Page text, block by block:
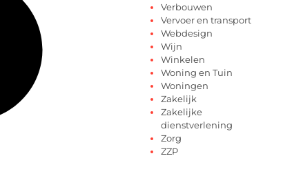
Verbouwen
Vervoer en transport
Webdesign
Wijn
Winkelen
Woning en Tuin
Woningen
Zakelijk
Zakelijke
dienstverlening
Zorg
ZZP